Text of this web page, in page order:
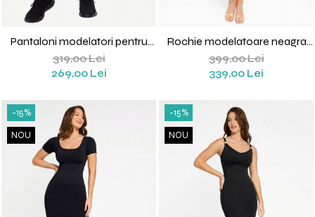
Pantaloni modelatori pentru
sport Gloria
319,00 Lei
269,00 Lei
Rochie modelatoare neagra
Monica
399,00 Lei
339,00 Lei
-15%
NOU
-15%
NOU